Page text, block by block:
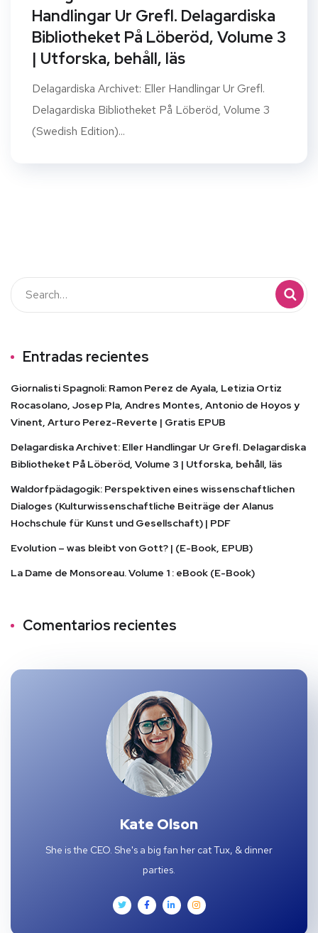
Handlingar Ur Grefl. Delagardiska
Bibliotheket På Löberöd, Volume 3
| Utforska, behåll, läs
Delagardiska Archivet: Eller Handlingar Ur Grefl.
Delagardiska Bibliotheket På Löberöd, Volume 3
(Swedish Edition)...
Entradas recientes
Giornalisti Spagnoli: Ramon Perez de Ayala, Letizia Ortiz
Rocasolano, Josep Pla, Andres Montes, Antonio de Hoyos y
Vinent, Arturo Perez-Reverte | Gratis EPUB
Delagardiska Archivet: Eller Handlingar Ur Grefl. Delagardiska
Bibliotheket På Löberöd, Volume 3 | Utforska, behåll, läs
Waldorfpädagogik: Perspektiven eines wissenschaftlichen
Dialoges (Kulturwissenschaftliche Beiträge der Alanus
Hochschule für Kunst und Gesellschaft) | PDF
Evolution – was bleibt von Gott? | (E-Book, EPUB)
La Dame de Monsoreau. Volume 1 : eBook (E-Book)
Comentarios recientes
Kate Olson
She is the CEO. She's a big fan her cat Tux, & dinner
parties.